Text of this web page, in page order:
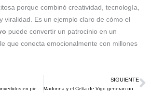
porque combinó creatividad, tecnología,
viralidad. Es un ejemplo claro de cómo el
puede convertir un patrocinio en un
que conecta emocionalmente con millones
SIGUIENTE